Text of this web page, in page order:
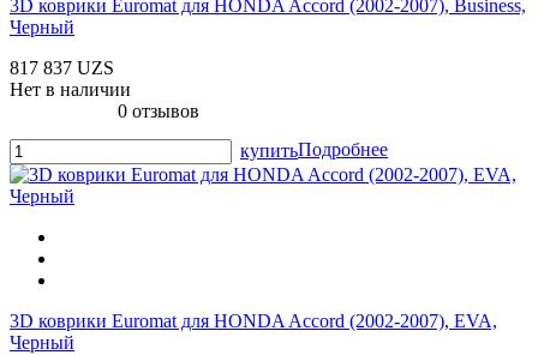
3D коврики Euromat для HONDA Accord (2002-2007), Business,
Черный
817 837 UZS
Нет в наличии
0 отзывов
купитьПодробнее
3D коврики Euromat для HONDA Accord (2002-2007), EVA,
Черный